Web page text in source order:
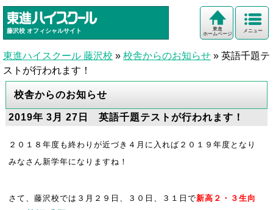
藤沢校 オフィシャルサイト メニュー
東進
ホームページ
東進ハイスクール 藤沢校 » 校舎からのお知らせ » 英語千題テ
ストが行われます！
校舎からのお知らせ
2019年 3月 27日 英語千題テストが行われます！
２０１８年度も終わりが近づき４月に入れば２０１９年度となり
みなさん新学年になりますね！
さて、藤沢校では３月２９日、３０日、３１日で新高２・３生向